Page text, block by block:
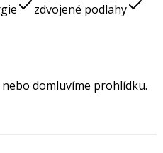
zdvojené podlahy
domluvíme prohlídku.